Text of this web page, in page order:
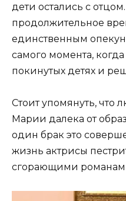
дети остались с
продолжительное
единственным
самого момента,
покинутых детях и
Стоит упомянуть, что
Марии далека от
один брак это
жизнь актрисы
сгорающими